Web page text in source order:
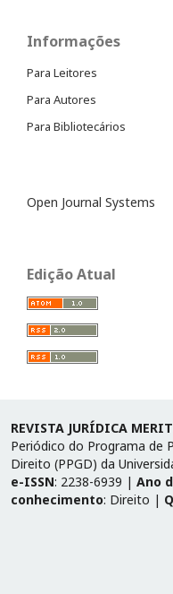
Informações
Para Leitores
Para Autores
Para Bibliotecários
Open Journal Systems
Edição Atual
REVISTA JURÍDICA
Periódico do Programa de
Direito (PPGD) da
e-ISSN: 2238-6939 | Ano
conhecimento: Direito |